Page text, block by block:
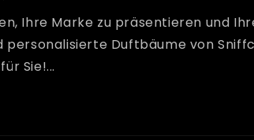
Ihre Marke zu präsentieren und
personalisierte Duftbäume von
Sie!...